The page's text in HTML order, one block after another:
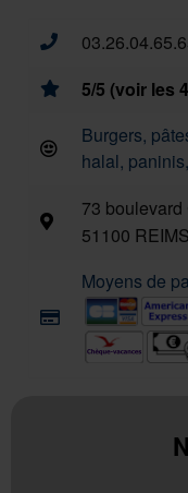
5/5 (voir les
Burgers,
halal,
73
51100 REIMS
Moyens de